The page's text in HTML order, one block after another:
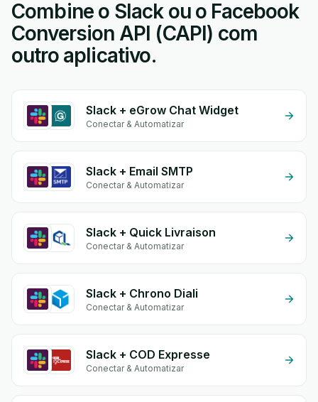
Combine o Slack ou o Facebook
Conversion API (CAPI) com
outro aplicativo.
Slack + eGrow Chat Widget
Conectar & Automatizar
Slack + Email SMTP
Conectar & Automatizar
Slack + Quick Livraison
Conectar & Automatizar
Slack + Chrono Diali
Conectar & Automatizar
Slack + COD Expresse
Conectar & Automatizar